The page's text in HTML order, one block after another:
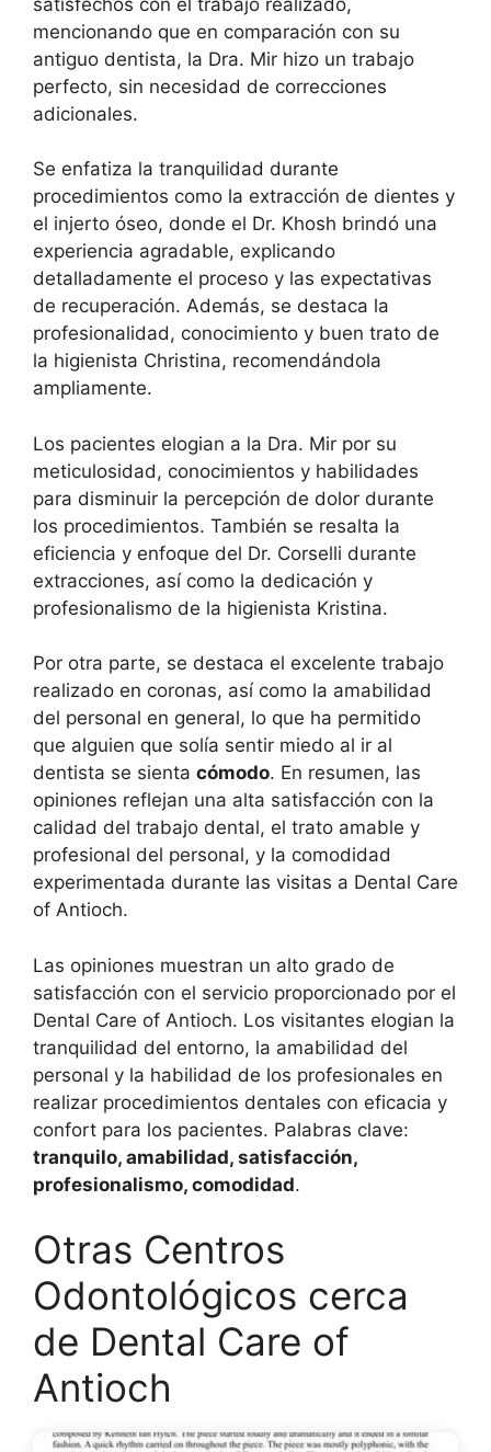
mencionando que en comparación con su
antiguo dentista, la Dra. Mir hizo un trabajo
perfecto, sin necesidad de correcciones
adicionales.
Se enfatiza la tranquilidad durante
procedimientos como la extracción de dientes y
el injerto óseo, donde el Dr. Khosh brindó una
experiencia agradable, explicando
detalladamente el proceso y las expectativas
de recuperación. Además, se destaca la
profesionalidad, conocimiento y buen trato de
la higienista Christina, recomendándola
ampliamente.
Los pacientes elogian a la Dra. Mir por su
meticulosidad, conocimientos y habilidades
para disminuir la percepción de dolor durante
los procedimientos. También se resalta la
eficiencia y enfoque del Dr. Corselli durante
extracciones, así como la dedicación y
profesionalismo de la higienista Kristina.
Por otra parte, se destaca el excelente trabajo
realizado en coronas, así como la amabilidad
del personal en general, lo que ha permitido
que alguien que solía sentir miedo al ir al
dentista se sienta cómodo. En resumen, las
opiniones reflejan una alta satisfacción con la
calidad del trabajo dental, el trato amable y
profesional del personal, y la comodidad
experimentada durante las visitas a Dental Care
of Antioch.
Las opiniones muestran un alto grado de
satisfacción con el servicio proporcionado por el
Dental Care of Antioch. Los visitantes elogian la
tranquilidad del entorno, la amabilidad del
personal y la habilidad de los profesionales en
realizar procedimientos dentales con eficacia y
confort para los pacientes. Palabras clave:
tranquilo, amabilidad, satisfacción,
profesionalismo, comodidad.
Otras Centros
Odontológicos cerca
de Dental Care of
Antioch